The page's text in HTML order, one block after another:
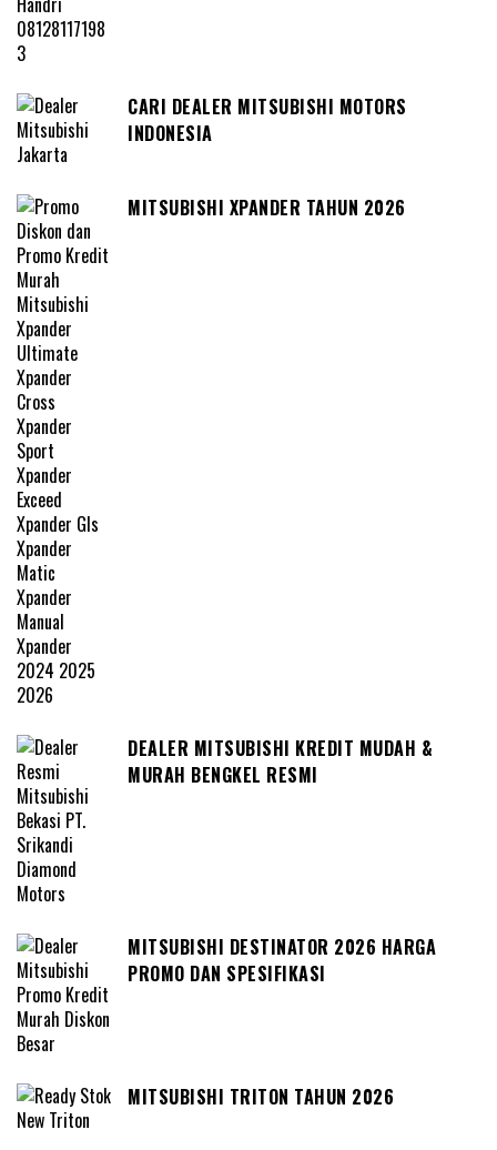
CARI DEALER MITSUBISHI MOTORS
INDONESIA
MITSUBISHI XPANDER TAHUN 2026
DEALER MITSUBISHI KREDIT MUDAH &
MURAH BENGKEL RESMI
MITSUBISHI DESTINATOR 2026 HARGA
PROMO DAN SPESIFIKASI
MITSUBISHI TRITON TAHUN 2026